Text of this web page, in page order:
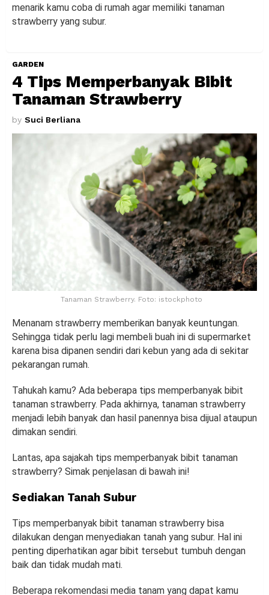
menarik kamu coba di rumah agar memiliki tanaman
strawberry yang subur.
GARDEN
4 Tips Memperbanyak Bibit
Tanaman Strawberry
by Suci Berliana
Tanaman Strawberry. Foto: istockphoto
Menanam strawberry memberikan banyak keuntungan.
Sehingga tidak perlu lagi membeli buah ini di supermarket
karena bisa dipanen sendiri dari kebun yang ada di sekitar
pekarangan rumah.
Tahukah kamu? Ada beberapa tips memperbanyak bibit
tanaman strawberry. Pada akhirnya, tanaman strawberry
menjadi lebih banyak dan hasil panennya bisa dijual ataupun
dimakan sendiri.
Lantas, apa sajakah tips memperbanyak bibit tanaman
strawberry? Simak penjelasan di bawah ini!
Sediakan Tanah Subur
Tips memperbanyak bibit tanaman strawberry bisa
dilakukan dengan menyediakan tanah yang subur. Hal ini
penting diperhatikan agar bibit tersebut tumbuh dengan
baik dan tidak mudah mati.
Beberapa rekomendasi media tanam yang dapat kamu